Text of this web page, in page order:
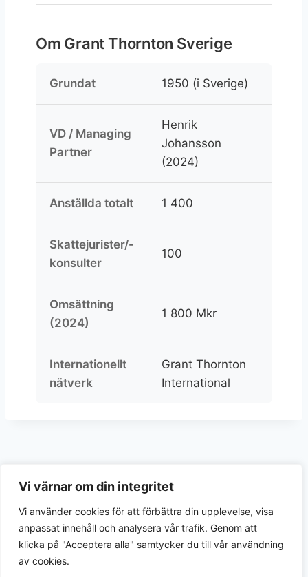
Vi värnar om din integritet
Vi använder cookies för att förbättra din upplevelse, visa
anpassat innehåll och analysera vår trafik. Genom att
klicka på "Acceptera alla" samtycker du till vår användning
av cookies.
Om Grant Thornton Sverige
Grundat 1950 (i Sverige)
VD / Managing
Partner
Henrik
Johansson
(2024)
Anställda totalt 1 400
Skattejurister/-
konsulter
100
Omsättning
(2024)
1 800 Mkr
Internationellt
nätverk
Grant Thornton
International